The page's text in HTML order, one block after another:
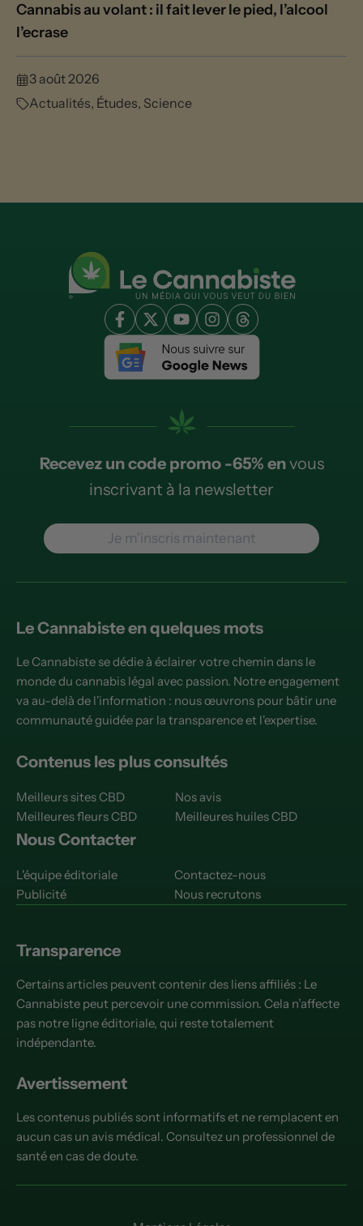
Cannabis au volant : il fait lever le pied, l’alcool
l’ecrase
3 août 2026
Actualités, Études, Science
Recevez un code promo -65% envous
inscrivant à la newsletter
Je m'inscris maintenant
Le Cannabiste en quelques mots
Le Cannabiste se dédie à éclairer votre chemin dans le
monde du cannabis légal avec passion. Notre engagement
va au-delà de l'information : nous œuvrons pour bâtir une
communauté guidée par la transparence et l'expertise.
Contenus les plus consultés
Meilleurs sites CBD
Nos avis
Meilleures fleurs CBD
Meilleures huiles CBD
Nous Contacter
L'équipe éditoriale
Contactez-nous
Publicité
Nous recrutons
Transparence
Certains articles peuvent contenir des liens affiliés : Le
Cannabiste peut percevoir une commission. Cela n’affecte
pas notre ligne éditoriale, qui reste totalement
indépendante.
Avertissement
Les contenus publiés sont informatifs et ne remplacent en
aucun cas un avis médical. Consultez un professionnel de
santé en cas de doute.